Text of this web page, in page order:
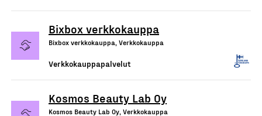
Bixbox verkkokauppa
Bixbox verkkokauppa, Verkkokauppa
Verkkokauppapalvelut
Kosmos Beauty Lab Oy
Kosmos Beauty Lab Oy, Verkkokauppa